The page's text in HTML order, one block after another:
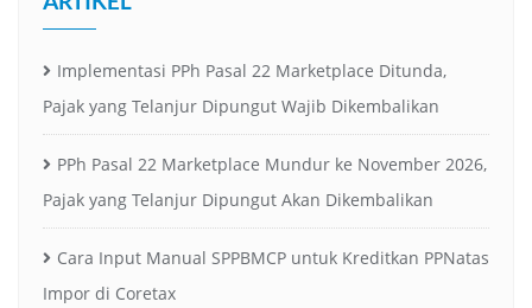
Implementasi PPh Pasal 22 Marketplace Ditunda,
Pajak yang Telanjur Dipungut Wajib Dikembalikan
PPh Pasal 22 Marketplace Mundur ke November 2026,
Pajak yang Telanjur Dipungut Akan Dikembalikan
Cara Input Manual SPPBMCP untuk Kreditkan PPNatas
Impor di Coretax